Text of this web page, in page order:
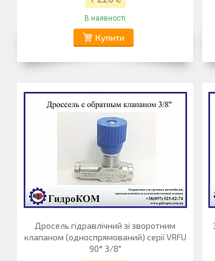
В наявності
Купити
Дросель гідравлічний зі зворотним
клапаном (односпрямований) серії VRFU
90° 3/8"